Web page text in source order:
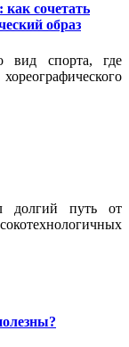
сочетать
образ
вид спорта, где
долгий путь от